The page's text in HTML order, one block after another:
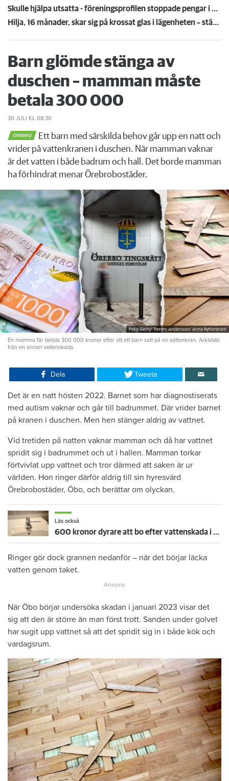
Skulle hjälpa utsatta - föreningsprofilen stoppade pengar i egen ficka
Hilja, 16 månader, skar sig på krossat glas i lägenheten – städmiss från tidigare hyresgäst
Barn glömde stänga av
duschen – mamman måste
betala 300 000
30 JULI KL 08:30
ÖREBRO
Ett barn med särskilda behov går upp en natt och
vrider på vattenkranen i duschen. När mamman vaknar
är det vatten i både badrum och hall. Det borde mamman
ha förhindrat menar Örebrobostäder.
Foto: Getty/ Tommy Andersson/ Anna Rytterbrant
En mamma får betala 300 000 kronor efter att ett barn satt på en vattenkran. Arkivbild
från en annan vattenskada.
Dela Tweeta
Det är en natt hösten 2022. Barnet som har diagnostiserats
med autism vaknar och går till badrummet. Där vrider barnet
på kranen i duschen. Men hen stänger aldrig av vattnet.
Vid tretiden på natten vaknar mamman och då har vattnet
spridit sig i badrummet och ut i hallen. Mamman torkar
förtvivlat upp vattnet och tror därmed att saken är ur
världen. Hon ringer därför aldrig till sin hyresvärd
Örebrobostäder, Öbo, och berättar om olyckan.
Läs också
600 kronor dyrare att bo efter vattenskada i Varberg
Ringer gör dock grannen nedanför – när det börjar läcka
vatten genom taket.
När Öbo börjar undersöka skadan i januari 2023 visar det
sig att den är större än man först trott. Sanden under golvet
har sugit upp vattnet så att det spridit sig in i både kök och
vardagsrum.